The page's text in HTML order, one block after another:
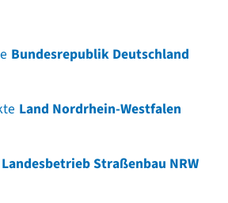
Bundesrepublik Deutschland
Land Nordrhein-Westfalen
Landesbetrieb Straßenbau NRW